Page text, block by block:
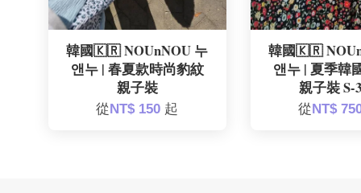
韓國🇰🇷 NOUnNOU 누
앤누 | 春夏款時尚豹紋
親子裝
從 NT$ 150 起
韓國🇰🇷
앤누 | 夏季韓
親子裝 S-
從 NT$